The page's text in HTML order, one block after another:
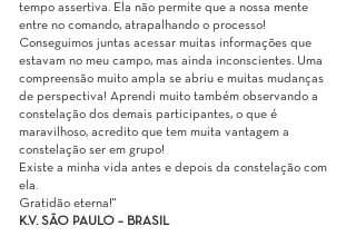
tempo assertiva. Ela não permite que a nossa mente
entre no comando, atrapalhando o processo!
Conseguimos juntas acessar muitas informações que
estavam no meu campo, mas ainda inconscientes. Uma
compreensão muito ampla se abriu e muitas mudanças
de perspectiva! Aprendi muito também observando a
constelação dos demais participantes, o que é
maravilhoso, acredito que tem muita vantagem a
constelação ser em grupo!
Existe a minha vida antes e depois da constelação com
ela.
Gratidão eterna!"
K.V. SÃO PAULO – BRASIL